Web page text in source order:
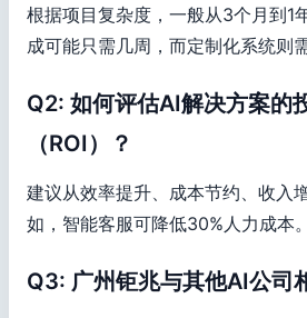
根据项目复杂度，一般从3个月到1
成可能只需几周，而定制化系统则
Q2: 如何评估AI解决方案的
（ROI）？
建议从效率提升、成本节约、收入
如，智能客服可降低30%人力成本。
Q3: 广州钜兆与其他AI公司